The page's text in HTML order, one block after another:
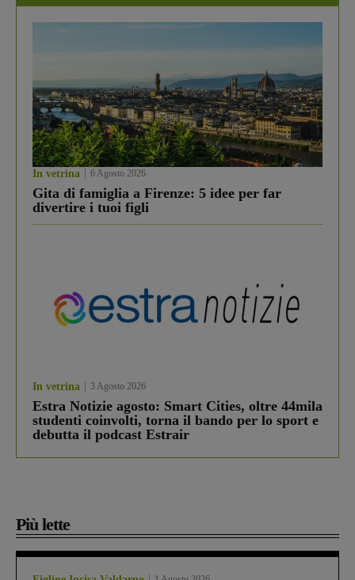
In vetrina 6 Agosto 2026
Gita di famiglia a Firenze: 5 idee per far
divertire i tuoi figli
In vetrina 3 Agosto 2026
Estra Notizie agosto: Smart Cities, oltre 44mila
studenti coinvolti, torna il bando per lo sport e
debutta il podcast Estrair
Più lette